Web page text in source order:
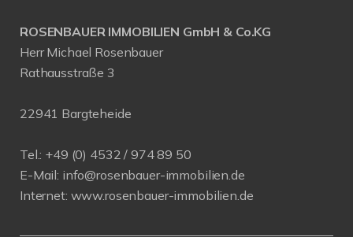
ROSENBAUER IMMOBILIEN GmbH & Co.KG
Herr Michael Rosenbauer
Rathausstraße 3
22941 Bargteheide
Tel.: +49 (0) 4532 / 974 89 50
E-Mail: info@rosenbauer-immobilien.de
Internet: www.rosenbauer-immobilien.de